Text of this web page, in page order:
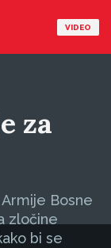
VIDEO
za
Bosne
zločine
bi se